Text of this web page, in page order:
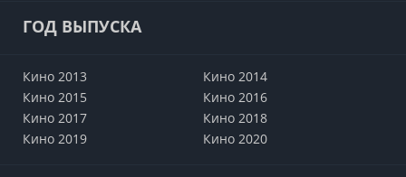
ГОД ВЫПУСКА
Кино 2013
Кино 2014
Кино 2015
Кино 2016
Кино 2017
Кино 2018
Кино 2019
Кино 2020